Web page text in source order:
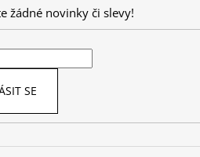
žádné novinky či slevy!
SE